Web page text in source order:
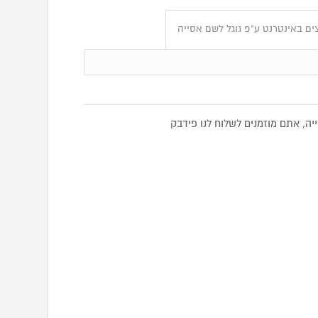
באינטרנט ע"פ גוגל לשם אסייה
אתם מוזמנים לשלוח לנו פידבק